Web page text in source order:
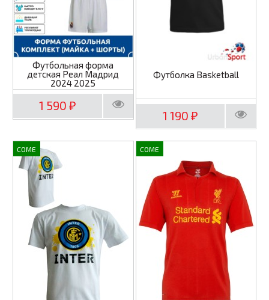
Футбольная форма
детская Реал Мадрид
2024 2025
1 590 ₽
Футболка Basketball
1 190 ₽
COME COME